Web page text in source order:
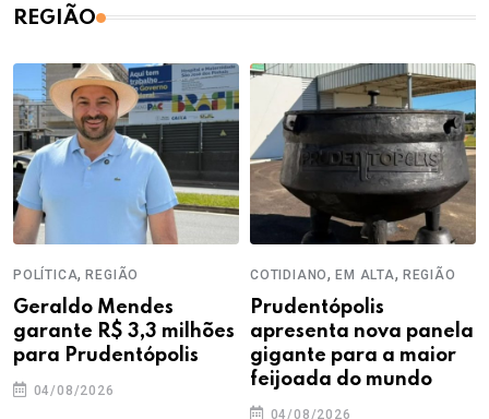
REGIÃO
POLÍTICA,REGIÃO
Geraldo Mendes
garante R$ 3,3 milhões
para Prudentópolis
04/08/2026
COTIDIANO,EM ALTA, REGIÃO
Prudentópolis
apresenta nova panela
gigante para a maior
feijoada do mundo
04/08/2026